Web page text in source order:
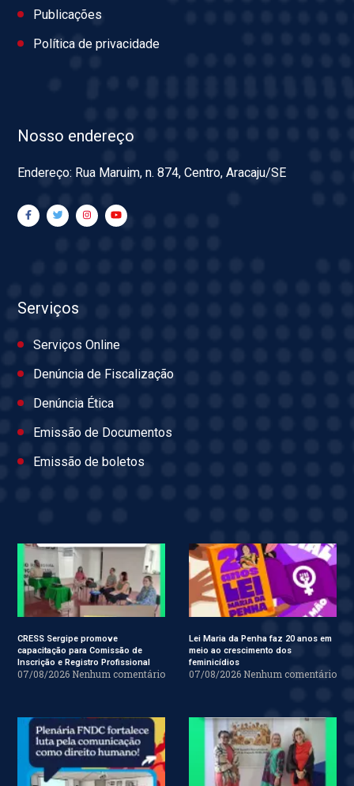
Publicações
Política de privacidade
Nosso endereço
Endereço: Rua Maruim, n. 874, Centro, Aracaju/SE
Serviços
Serviços Online
Denúncia de Fiscalização
Denúncia Ética
Emissão de Documentos
Emissão de boletos
CRESS Sergipe promove
capacitação para Comissão de
Inscrição e Registro Profissional
07/08/2026 Nenhum comentário
Lei Maria da Penha faz 20 anos em
meio ao crescimento dos
feminicídios
07/08/2026 Nenhum comentário